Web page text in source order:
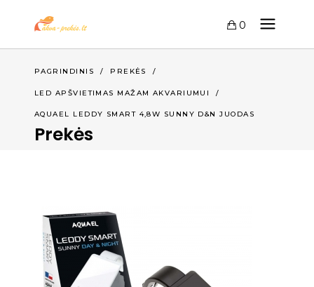
0
PAGRINDINIS / PREKĖS /
LED APŠVIETIMAS MAŽAM AKVARIUMUI /
AQUAEL LEDDY SMART 4,8W SUNNY D&N JUODAS
Prekės